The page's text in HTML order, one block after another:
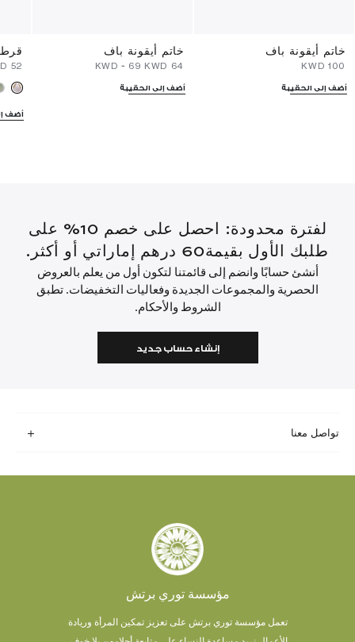
خاتم أيقونة باف
أضف إلى الحقيبة
خاتم أيقونة باف
- ⁦69⁩ KWD
أضف إلى الحقيبة
أضف
لفترة محدودة: احصل على خصم 10% على
طلبك الأول بقيمة60 درهم إماراتي أو أكثر.
أنشئ حسابًا وانضم إلى قائمتنا لتكون أول من يعلم بالعروض
الحصرية والمجموعات الجديدة وفعاليات التخفيضات. تطبق
الشروط والأحكام.
إنشاء حساب جديد
تواصل معنا
مؤسسة توري برتش
تعمل مؤسسة توري برتش على تعزيز تمكين المرأة وريادة